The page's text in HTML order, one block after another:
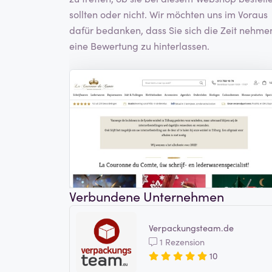
sollten oder nicht. Wir möchten uns im Voraus
dafür bedanken, dass Sie sich die Zeit
eine Bewertung zu hinterlassen.
Verbundene Unternehmen
Verpackungsteam.de
1 Rezension
10